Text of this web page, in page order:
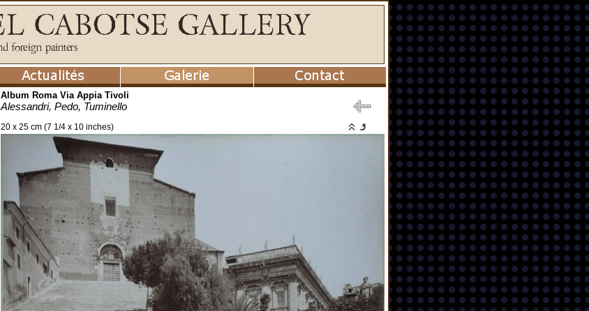
Album Roma Via Appia Tivoli
Alessandri, Pedo, Tuminello
20 x 25 cm (7 1/4 x 10 inches)